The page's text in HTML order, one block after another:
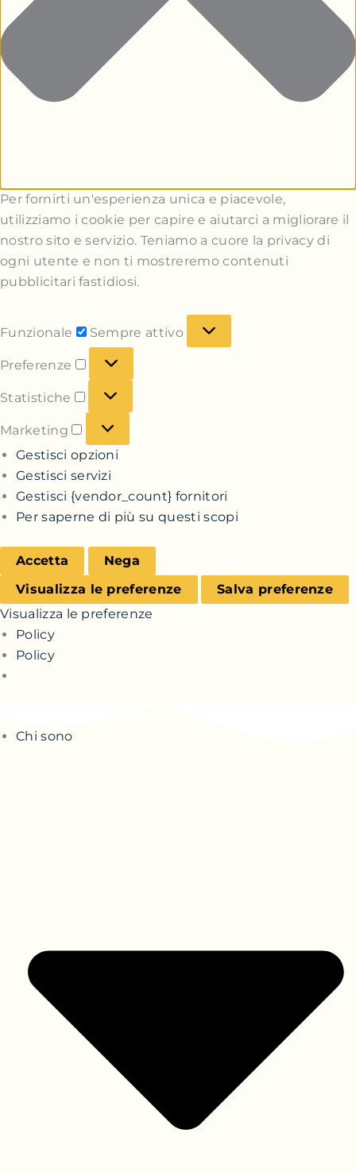
Per fornirti un'esperienza unica e piacevole,
utilizziamo i cookie per capire e aiutarci a migliorare il
nostro sito e servizio. Teniamo a cuore la privacy di
ogni utente e non ti mostreremo contenuti
pubblicitari fastidiosi.
Funzionale Sempre attivo
Preferenze
Statistiche
Marketing
Gestisci opzioni
Gestisci servizi
Gestisci {vendor_count} fornitori
Per saperne di più su questi scopi
Accetta
Nega
Visualizza le preferenze
Salva preferenze
Visualizza le preferenze
Policy
Policy
Chi sono